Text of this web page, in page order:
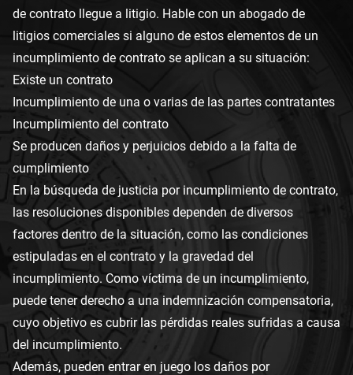
de contrato llegue a litigio. Hable con un abogado de
litigios comerciales si alguno de estos elementos de un
incumplimiento de contrato se aplican a su situación:
Existe un contrato
Incumplimiento de una o varias de las partes contratantes
Incumplimiento del contrato
Se producen daños y perjuicios debido a la falta de
cumplimiento
En la búsqueda de justicia por incumplimiento de contrato,
las resoluciones disponibles dependen de diversos
factores dentro de la situación, como las condiciones
estipuladas en el contrato y la gravedad del
incumplimiento. Como víctima de un incumplimiento,
puede tener derecho a una indemnización compensatoria,
cuyo objetivo es cubrir las pérdidas reales sufridas a causa
del incumplimiento.
Además, pueden entrar en juego los daños por